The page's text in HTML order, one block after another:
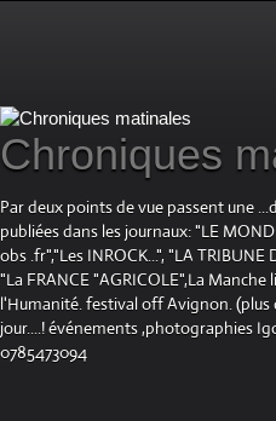
Chroniques
Par deux points de vue passent une
publiées dans les journaux: "LE
obs .fr","Les INROCK...", "LA
"La FRANCE "AGRICOLE",La
l'Humanité. festival off Avignon. (plus
jour....! événements ,photographies
0785473094